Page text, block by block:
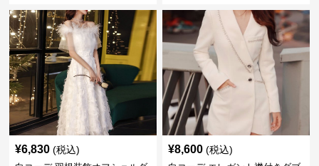
¥6,830 (税込) ¥8,600 (税込)